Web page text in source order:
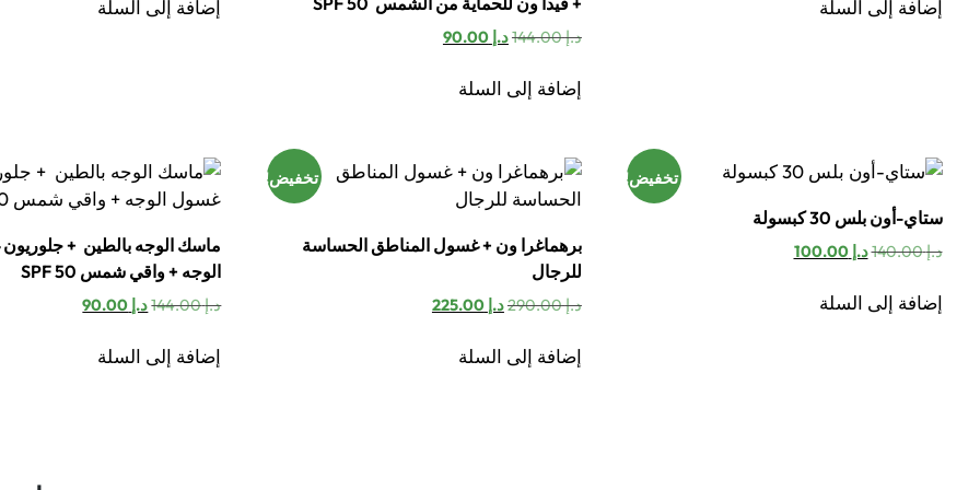
إضافة إلى السلة
د.إ144.00
السعر
هو:
د.إ 144.00.
د.إ 90.00
السعر
إضافة إلى السلة
إضافة إلى السلة
تخفيض!
ستاي-أون بلس 30 كبسولة
د.إ140.00
السعر
هو:
د.إ 100.00
السعر
إضافة إلى السلة
تخفيض!
برهماغرا ون + غسول المناطق الحساسة
للرجال
د.إ290.00
السعر
هو:
د.إ 225.00
السعر
إضافة إلى السلة
ماسك الوجه بالطين +
الوجه + واقي شمس 50 SPF
د.إ144.00
السعر
هو:
د.إ 144.00.
د.إ
السعر
إضافة إلى السلة